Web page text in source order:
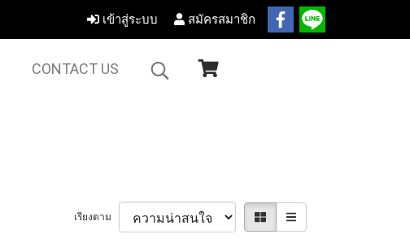
เข้าสู่ระบบ สมัครสมาชิก
CONTACT US
เรียงตาม